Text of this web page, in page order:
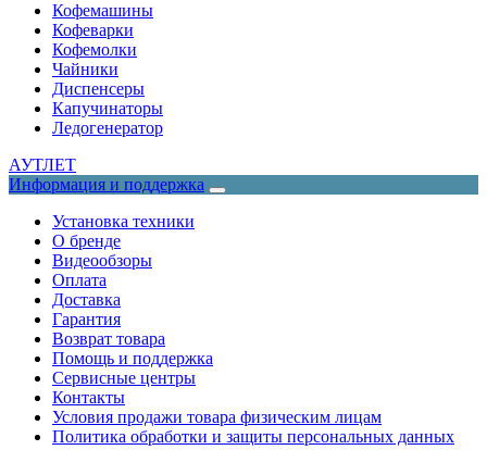
Кофемашины
Кофеварки
Кофемолки
Чайники
Диспенсеры
Капучинаторы
Ледогенератор
АУТЛЕТ
Информация и поддержка
Установка техники
О бренде
Видеообзоры
Оплата
Доставка
Гарантия
Возврат товара
Помощь и поддержка
Сервисные центры
Контакты
Условия продажи товара физическим лицам
Политика обработки и защиты персональных данных